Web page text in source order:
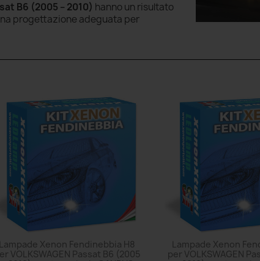
B6 (2005 – 2010) hanno un risultato
progettazione adeguata per
Lampade Xenon Fendinebbia H8
VOLKSWAGEN Passat B6 (2005
Lampade Xenon
per VOLKSWAGEN